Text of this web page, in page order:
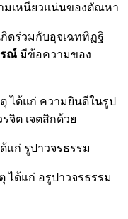
มเหนียวแน่นของตัณหา
ดร่วมกับอุจเฉททิฏฐิ
รณ์ มีข้อความของ
ได้แก่ ความยินดีในรูป
จิต เจตสิกด้วย
แก่ รูปาวจรธรรม
ได้แก่ อรูปาวจรธรรม